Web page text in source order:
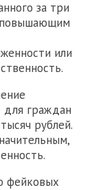
за три
повышающим
или
для граждан
рублей.
фейковых